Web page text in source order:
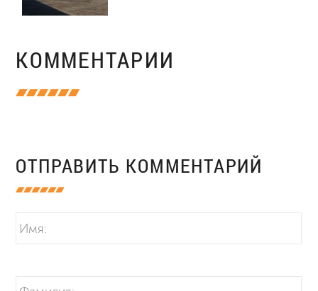
КОММЕНТАРИИ
ОТПРАВИТЬ КОММЕНТАРИЙ